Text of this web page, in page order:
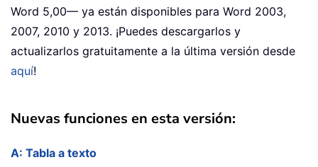
Word 5,00— ya están disponibles para Word 2003,
2007, 2010 y 2013. ¡Puedes descargarlos y
actualizarlos gratuitamente a la última versión desde
aquí!
Nuevas funciones en esta versión:
A: Tabla a texto